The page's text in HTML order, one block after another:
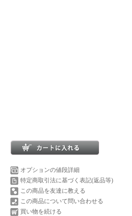
オプションの値段詳細
特定商取引法に基づく表記(返品等)
この商品を友達に教える
この商品について問い合わせる
買い物を続ける